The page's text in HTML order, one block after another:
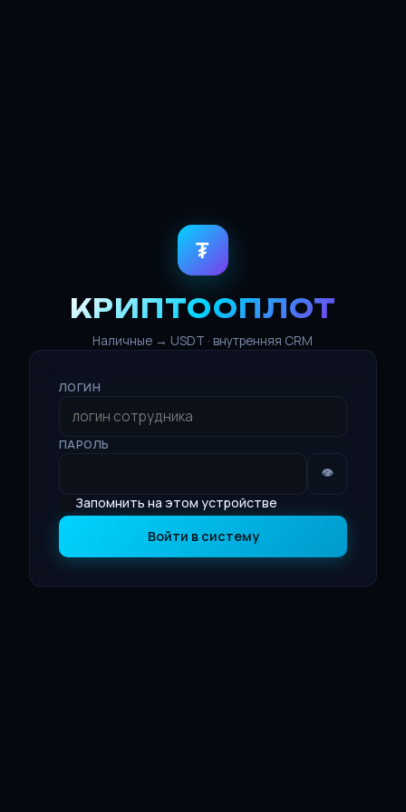
₮
КРИПТООПЛОТ
Наличные → USDT · внутренняя CRM
ЛОГИН
ПАРОЛЬ
👁
Запомнить на этом устройстве
Войти в систему